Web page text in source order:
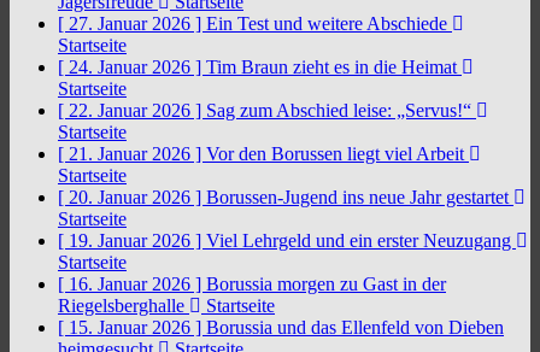
[ 27. Januar 2026 ] Ein Test und weitere Abschiede
Startseite
[ 24. Januar 2026 ] Tim Braun zieht es in die Heimat
Startseite
[ 22. Januar 2026 ] Sag zum Abschied leise: „Servus!“
Startseite
[ 21. Januar 2026 ] Vor den Borussen liegt viel Arbeit
Startseite
[ 20. Januar 2026 ] Borussen-Jugend ins neue Jahr gestartet
Startseite
[ 19. Januar 2026 ] Viel Lehrgeld und ein erster Neuzugang
Startseite
[ 16. Januar 2026 ] Borussia morgen zu Gast in der
Riegelsberghalle
Startseite
[ 15. Januar 2026 ] Borussia und das Ellenfeld von Dieben